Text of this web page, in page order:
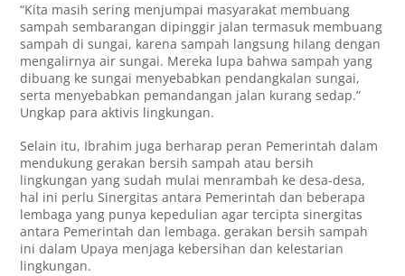
“Kita masih sering menjumpai masyarakat membuang
sampah sembarangan dipinggir jalan termasuk membuang
sampah di sungai, karena sampah langsung hilang dengan
mengalirnya air sungai. Mereka lupa bahwa sampah yang
dibuang ke sungai menyebabkan pendangkalan sungai,
serta menyebabkan pemandangan jalan kurang sedap.”
Ungkap para aktivis lingkungan.
Selain itu, Ibrahim juga berharap peran Pemerintah dalam
mendukung gerakan bersih sampah atau bersih
lingkungan yang sudah mulai menrambah ke desa-desa,
hal ini perlu Sinergitas antara Pemerintah dan beberapa
lembaga yang punya kepedulian agar tercipta sinergitas
antara Pemerintah dan lembaga. gerakan bersih sampah
ini dalam Upaya menjaga kebersihan dan kelestarian
lingkungan.